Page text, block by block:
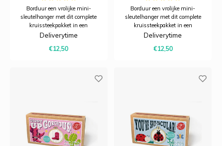
Borduur een vrolijke mini-
sleutelhanger met dit complete
kruissteekpakket in een
charmant luciferdoosje – een
om cadeau te geven.
Deliverytime
€12,50
Borduur een vrolijke mini-
sleutelhanger met dit complete
kruissteekpakket in een
charmant luciferdoosje – een
om cadeau te geven.
Deliverytime
€12,50